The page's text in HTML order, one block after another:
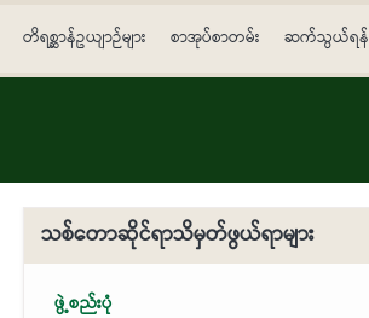
တိရစ္ဆာန်ဥယျာဉ်များ စာအုပ်စာတမ်း ဆက်သွယ်ရန်
သစ်တောဆိုင်ရာသိမှတ်ဖွယ်ရာများ
ဖွဲ့စည်းပုံ